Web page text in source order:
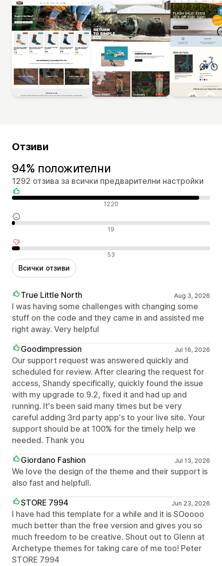
Отзиви
94% положителни
1292 отзива за всички предварителни настройки
Положителни отзиви 1220
Неутрални отзиви 19
Отрицателни отзиви 53
Всички отзиви
True Little North Aug 3, 2026
I was having some challenges with changing some
stuff on the code and they came in and assisted me
right away. Very helpful
Goodimpression
Jul 16, 2026
Our support request was answered quickly and
scheduled for review. After clearing the request for
access, Shandy specifically, quickly found the issue
with my upgrade to 9.2, fixed it and had up and
running. It's been said many times but be very
careful adding 3rd party app's to your live site. Your
support should be at 100% for the timely help we
needed. Thank you
Giordano Fashion
Jul 13, 2026
We love the design of the theme and their support is
also fast and helpfull.
STORE 7994
Jun 23, 2026
I have had this template for a while and it is SOoooo
much better than the free version and gives you so
much freedom to be creative. Shout out to Glenn at
Archetype themes for taking care of me too! Peter
STORE 7994